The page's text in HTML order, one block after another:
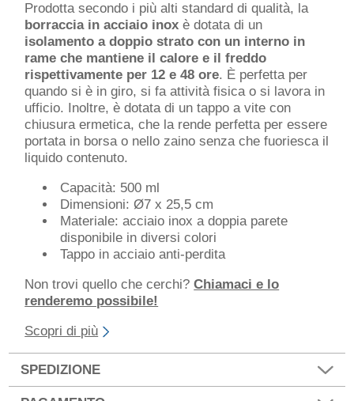
Prodotta secondo i più alti standard di qualità, la
borraccia in acciaio inoxè dotata di un
isolamento a doppio strato con un interno in
rame che mantiene il calore e il freddo
rispettivamente per 12 e 48 ore. È perfetta per
quando si è in giro, si fa attività fisica o si lavora in
ufficio. Inoltre, è dotata di un tappo a vite con
chiusura ermetica, che la rende perfetta per essere
portata in borsa o nello zaino senza che fuoriesca il
liquido contenuto.
Capacità: 500 ml
Dimensioni: Ø7 x 25,5 cm
Materiale: acciaio inox a doppia parete
disponibile in diversi colori
Tappo in acciaio anti-perdita
Non trovi quello che cerchi?Chiamaci e lo
renderemo possibile!
Scopri di più
SPEDIZIONE